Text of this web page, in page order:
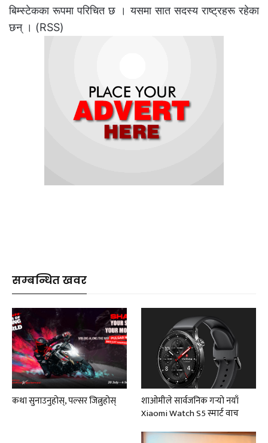
बिम्स्टेकका रूपमा परिचित छ । यसमा सात सदस्य राष्ट्रहरू रहेका
छन् । (RSS)
सम्बन्धित खवर
कथा सुनाउनुहोस्, पल्सर जित्नुहोस्
शाओमीले सार्वजनिक गर्‍यो नयाँ
Xiaomi Watch S5 स्मार्ट वाच